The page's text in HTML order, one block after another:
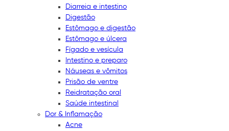
Diarreia e intestino
Digestão
Estômago e digestão
Estômago e úlcera
Fígado e vesícula
Intestino e preparo
Náuseas e vômitos
Prisão de ventre
Reidratação oral
Saúde intestinal
Dor & Inflamação
Acne